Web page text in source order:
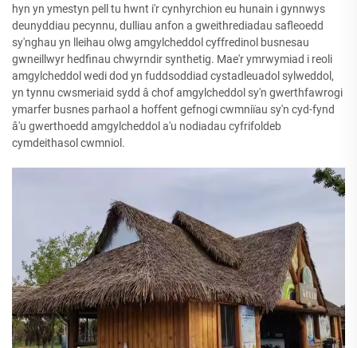
hyn yn ymestyn pell tu hwnt i'r cynhyrchion eu hunain i gynnwys
deunyddiau pecynnu, dulliau anfon a gweithrediadau safleoedd
sy'nghau yn lleihau olwg amgylcheddol cyffredinol busnesau
gwneillwyr hedfinau chwyrndir synthetig. Mae'r ymrwymiad i reoli
amgylcheddol wedi dod yn fuddsoddiad cystadleuadol sylweddol,
yn tynnu cwsmeriaid sydd â chof amgylcheddol sy'n gwerthfawrogi
ymarfer busnes parhaol a hoffent gefnogi cwmniïau sy'n cyd-fynd
â'u gwerthoedd amgylcheddol a'u nodiadau cyfrifoldeb
cymdeithasol cwmniol.